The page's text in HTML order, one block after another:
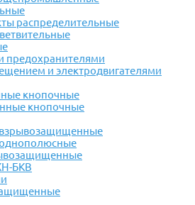
распределительные
предохранителями
и электродвигателями
кнопочные
кнопочные
БКВ